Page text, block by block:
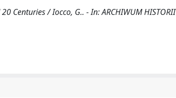
Centuries / Iocco, G.. - In: ARCHIWUM HISTORII